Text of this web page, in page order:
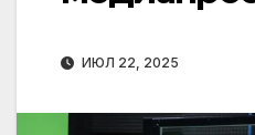
ИЮЛ 22, 2025